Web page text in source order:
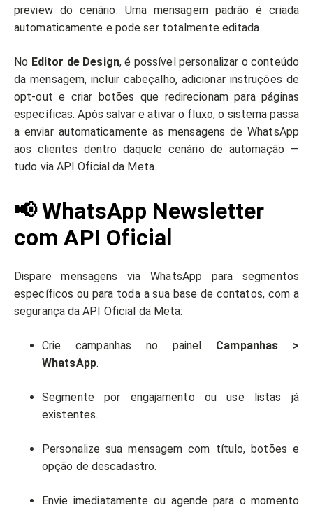
preview do cenário. Uma mensagem padrão é criada
automaticamente e pode ser totalmente editada.
No Editor de Design, é possível personalizar o conteúdo
da mensagem, incluir cabeçalho, adicionar instruções de
opt-out e criar botões que redirecionam para páginas
específicas. Após salvar e ativar o fluxo, o sistema passa
a enviar automaticamente as mensagens de WhatsApp
aos clientes dentro daquele cenário de automação —
tudo via API Oficial da Meta.
📢 WhatsApp Newsletter
com API Oficial
Dispare mensagens via WhatsApp para segmentos
específicos ou para toda a sua base de contatos, com a
segurança da API Oficial da Meta:
Crie campanhas no painel Campanhas >
WhatsApp.
Segmente por engajamento ou use listas já
existentes.
Personalize sua mensagem com título, botões e
opção de descadastro.
Envie imediatamente ou agende para o momento